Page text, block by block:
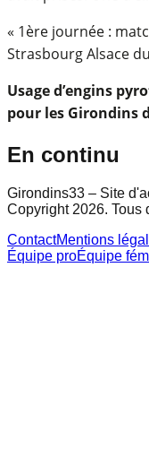
« 1ère journée :
Strasbourg Alsace
Usage d’engins
pour les Girondins
En continu
Girondins33 – Site
Copyright 2026. Tous
ContactMentions
Équipe proÉquipe